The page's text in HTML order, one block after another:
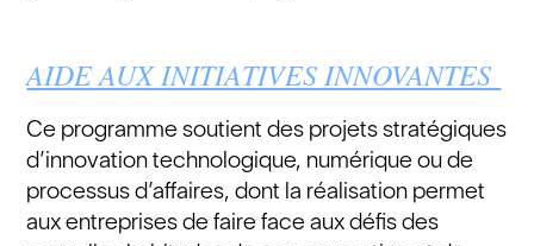
AIDE AUX INITIATIVES INNOVANTES
Ce programme soutient des projets stratégiques
d’innovation technologique, numérique ou de
processus d’affaires, dont la réalisation permet
aux entreprises de faire face aux défis des